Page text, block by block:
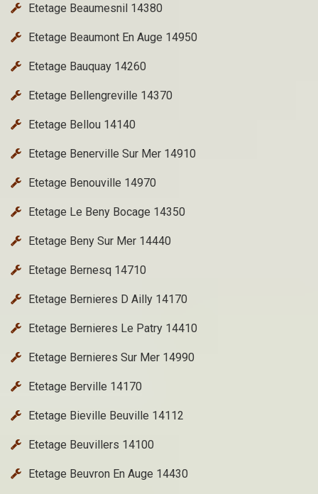
Etetage Beaumesnil 14380
Etetage Beaumont En Auge 14950
Etetage Bauquay 14260
Etetage Bellengreville 14370
Etetage Bellou 14140
Etetage Benerville Sur Mer 14910
Etetage Benouville 14970
Etetage Le Beny Bocage 14350
Etetage Beny Sur Mer 14440
Etetage Bernesq 14710
Etetage Bernieres D Ailly 14170
Etetage Bernieres Le Patry 14410
Etetage Bernieres Sur Mer 14990
Etetage Berville 14170
Etetage Bieville Beuville 14112
Etetage Beuvillers 14100
Etetage Beuvron En Auge 14430